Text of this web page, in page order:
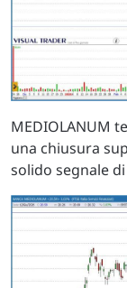
MEDIOLANUM
una chiusura
solido segnale